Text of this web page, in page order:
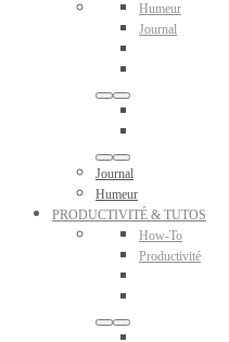
Humeur
Journal
Journal
Humeur
PRODUCTIVITÉ & TUTOS
How-To
Productivité